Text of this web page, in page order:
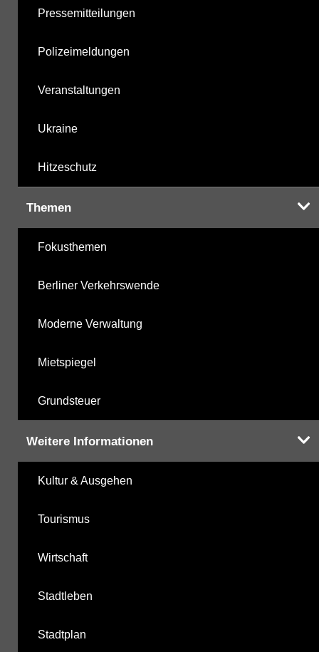
Pressemitteilungen
Polizeimeldungen
Veranstaltungen
Ukraine
Hitzeschutz
Themen
Fokusthemen
Berliner Verkehrswende
Moderne Verwaltung
Mietspiegel
Grundsteuer
Weitere Informationen
Kultur & Ausgehen
Tourismus
Wirtschaft
Stadtleben
Stadtplan